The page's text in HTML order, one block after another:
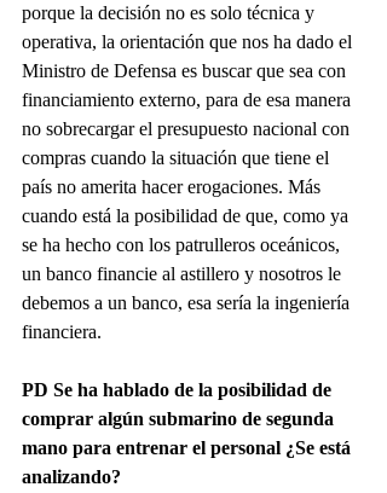
porque la decisión no es solo técnica y
operativa, la orientación que nos ha dado el
Ministro de Defensa es buscar que sea con
financiamiento externo, para de esa manera
no sobrecargar el presupuesto nacional con
compras cuando la situación que tiene el
país no amerita hacer erogaciones. Más
cuando está la posibilidad de que, como ya
se ha hecho con los patrulleros oceánicos,
un banco financie al astillero y nosotros le
debemos a un banco, esa sería la ingeniería
financiera.
PD Se ha hablado de la posibilidad de
comprar algún submarino de segunda
mano para entrenar el personal ¿Se está
analizando?